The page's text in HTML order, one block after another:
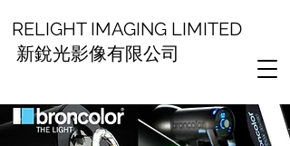
RELIGHT IMAGING LIMITED
新銳光影像有限公司